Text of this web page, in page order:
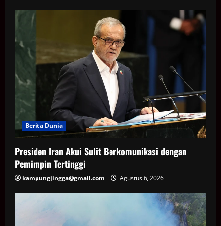
Berita Dunia
Presiden Iran Akui Sulit Berkomunikasi dengan
Pemimpin Tertinggi
kampungjingga@gmail.com Agustus 6, 2026